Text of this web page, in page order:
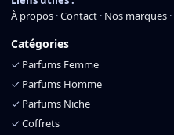
À propos ·Contact · Nos marques ·
Catégories
✓ Parfums Femme
✓ Parfums Homme
✓ Parfums Niche
✓ Coffrets